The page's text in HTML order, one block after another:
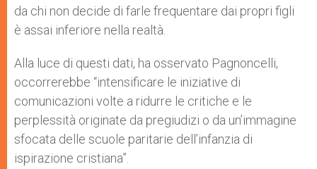
da chi non decide di farle frequentare dai propri figli
è assai inferiore nella realtà.
Alla luce di questi dati, ha osservato Pagnoncelli,
occorrerebbe “intensificare le iniziative di
comunicazioni volte a ridurre le critiche e le
perplessità originate da pregiudizi o da un’immagine
sfocata delle scuole paritarie dell’infanzia di
ispirazione cristiana”.